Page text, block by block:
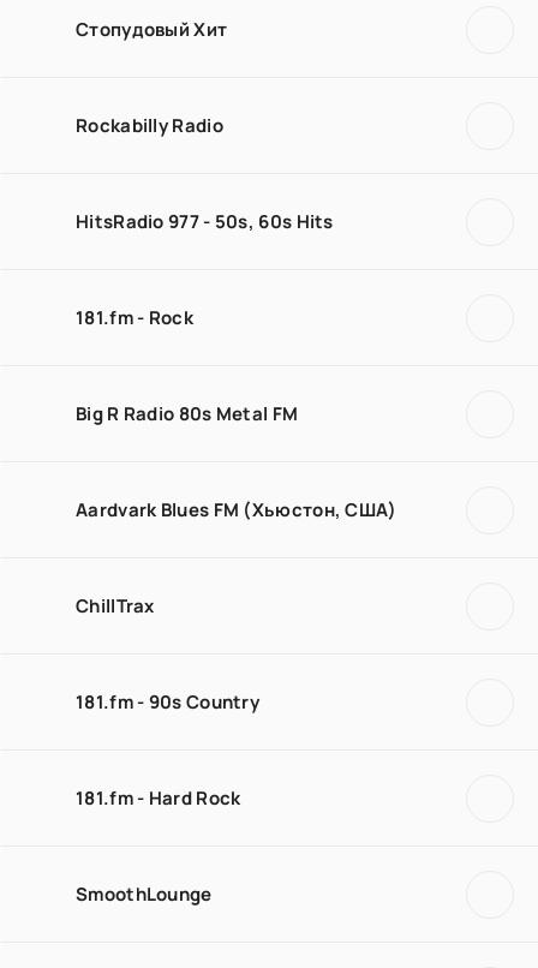
Стопудовый Хит
Rockabilly Radio
HitsRadio 977 - 50s, 60s Hits
181.fm - Rock
Big R Radio 80s Metal FM
Aardvark Blues FM (Хьюстон, США)
ChillTrax
181.fm - 90s Country
181.fm - Hard Rock
SmoothLounge